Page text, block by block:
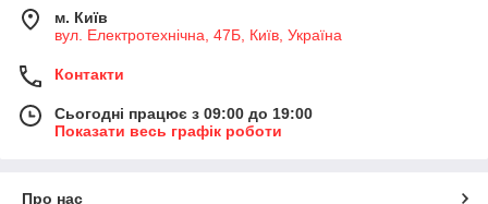
м. Київ
вул. Електротехнічна, 47Б, Київ, Україна
Контакти
Сьогодні працює з 09:00 до 19:00
Показати весь графік роботи
Про нас